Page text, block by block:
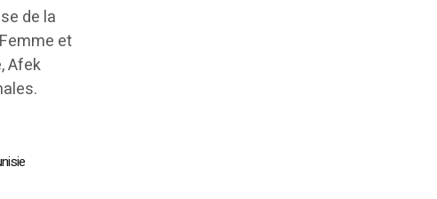
de la
et
Afek